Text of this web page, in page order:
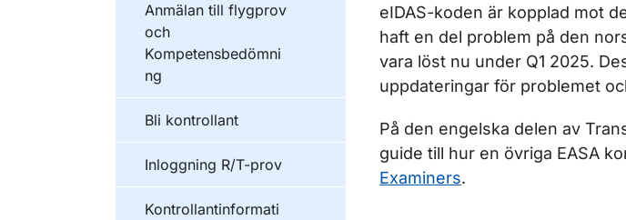
Anmälan till flygprov
och
Kompetensbedömni
ng
Bli kontrollant
Inloggning R/T-prov
Kontrollantinformati
eIDAS-koden är kopplad mot
haft en del problem på den
vara löst nu under Q1 2025.
uppdateringar för problemet
På den engelska delen av
guide till hur en övriga EASA
Examiners.